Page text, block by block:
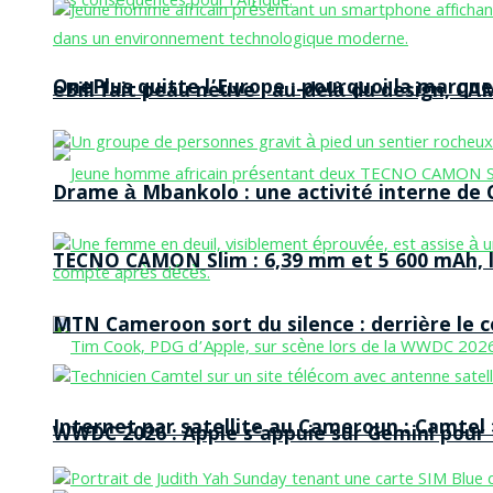
OnePlus quitte l’Europe : pourquoi la
TECNO CAMON Slim : 6,39 mm et 5 600
WWDC 2026 : Apple s’appuie sur Gemini
eBill fait peau neuve : au-delà du design,
Drame à Mbankolo : une activité interne de
MTN Cameroon sort du silence : derrière le
Internet par satellite au Cameroun :